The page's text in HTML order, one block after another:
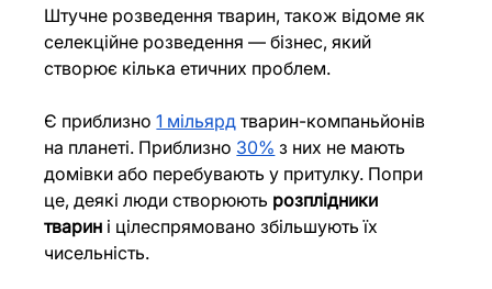
Штучне розведення тварин, також відоме як
селекційне розведення — бізнес, який
створює кілька етичних проблем.
Є приблизно 1 мільярд тварин-компаньйонів
на планеті. Приблизно 30% з них не мають
домівки або перебувають у притулку. Попри
це, деякі люди створюють розплідники
тварин і цілеспрямовано збільшують їх
чисельність.